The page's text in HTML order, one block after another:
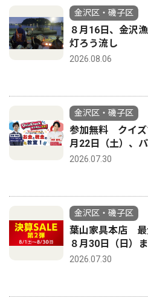
金沢区・磯子区
８月16日、金沢
灯ろう流し
2026.08.06
金沢区・磯子区
参加無料 クイズ
月22日（土）、
2026.07.30
金沢区・磯子区
葉山家具本店 最
８月30日（日）
2026.07.30